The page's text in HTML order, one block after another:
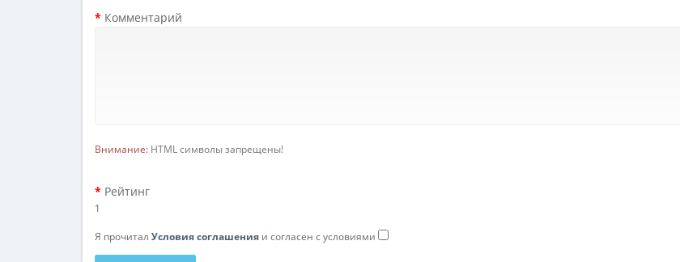
Комментарий
Внимание: HTML символы запрещены!
Рейтинг
1
Я прочитал Условия соглашения и согласен с условиями